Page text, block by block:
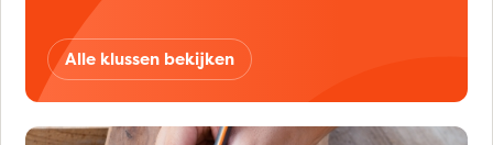
Alle klussen bekijken